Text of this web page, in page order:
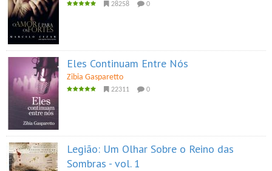
28258 0
Eles Continuam Entre Nós
Zibia Gasparetto
22311 0
Legião: Um Olhar Sobre o Reino das
Sombras - vol. 1